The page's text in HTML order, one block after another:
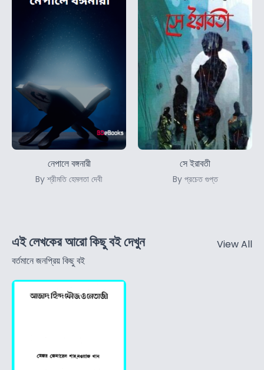
নেপালে বঙ্গনারী
By শ্রীমতি হেমলতা দেবী
সে ইরাবতী
By প্রচেত গুপ্ত
এই লেখকের আরো কিছু বই দেখুন
বর্তমানে জনপ্রিয় কিছু বই
View All